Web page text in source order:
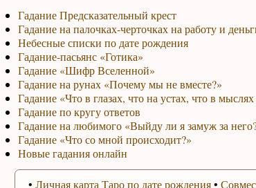
Гадание Предсказательный крест
Гадание на палочках-черточках на работу и
Небесные списки по дате рождения
Гадание-пасьянс «Готика»
Гадание «Шифр Вселенной»
Гадание на рунах «Почему мы не вместе?»
Гадание «Что в глазах, что на устах, что в
Гадание по кругу ответов
Гадание на любимого «Выйду ли я замуж за
Гадание «Что со мной происходит?»
Новые гадания онлайн
• Личная карта Таро по дате рождения•